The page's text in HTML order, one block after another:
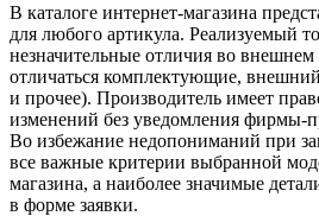
В каталоге интернет-магазина
для любого артикула. Реализуемый
незначительные отличия во внешнем
отличаться комплектующие,
и прочее). Производитель имеет
изменений без уведомления фирмы-
Во избежание недопониманий при
все важные критерии выбранной
магазина, а наиболее значимые
в форме заявки.